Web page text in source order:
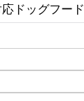
ドッグフード